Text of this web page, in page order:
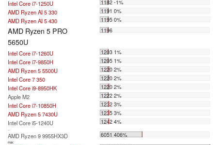
Intel Core i7-1250U
1182 -1%
AMD Ryzen AI 5 330
1191 0%
AMD Ryzen AI 5 430
1195 0%
AMD Ryzen 5 PRO
5650U
1196
Intel Core i7-1260U
1203 1%
Intel Core i7-9850H
1205 1%
AMD Ryzen 5 5500U
1220 2%
Intel Core 7 350
1220 2%
Intel Core i9-8950HK
1220 2%
Apple M2
1222 2%
Intel Core i7-10850H
1232 3%
AMD Ryzen 5 7430U
1235 3%
Intel Core i5-1240U
1242 4%
AMD Ryzen 9 9955HX3D 6051 406%
max: